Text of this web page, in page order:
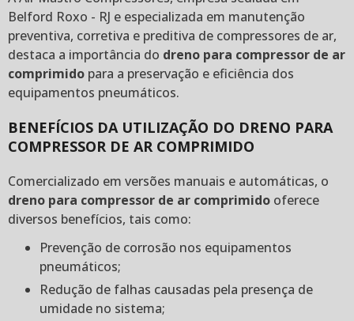
Belford Roxo - RJ e especializada em manutenção
preventiva, corretiva e preditiva de compressores de ar,
destaca a importância do dreno para compressor de ar
comprimido para a preservação e eficiência dos
equipamentos pneumáticos.
BENEFÍCIOS DA UTILIZAÇÃO DO DRENO PARA
COMPRESSOR DE AR COMPRIMIDO
Comercializado em versões manuais e automáticas, o
dreno para compressor de ar comprimido oferece
diversos benefícios, tais como:
Prevenção de corrosão nos equipamentos
pneumáticos;
Redução de falhas causadas pela presença de
umidade no sistema;